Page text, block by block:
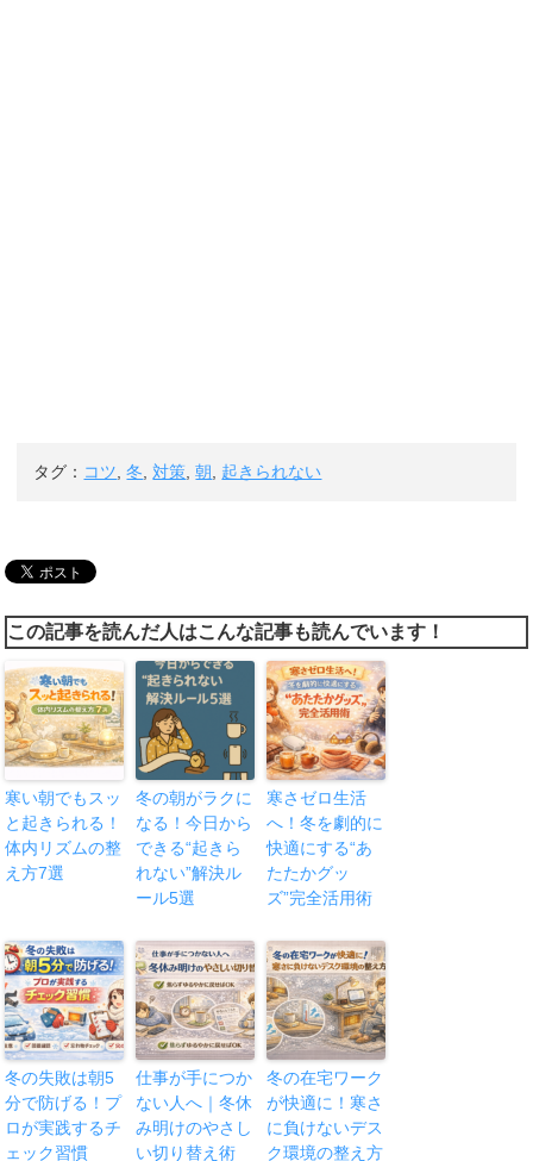
タグ： コツ ,冬 ,対策 ,朝 起きられない
この記事を読んだ人はこんな記事も読んでいます！
寒い朝でもスッ
と起きられる！
体内リズムの整
え方7選
冬の朝がラクに
なる！今日から
できる“起きら
れない”解決ル
ール5選
寒さゼロ生活
へ！冬を劇的に
快適にする“あ
たたかグッ
ズ”完全活用術
冬の失敗は朝5
分で防げる！プ
ロが実践するチ
ェック習慣
仕事が手につか
ない人へ｜冬休
み明けのやさし
い切り替え術
冬の在宅ワーク
が快適に！寒さ
に負けないデス
ク環境の整え方